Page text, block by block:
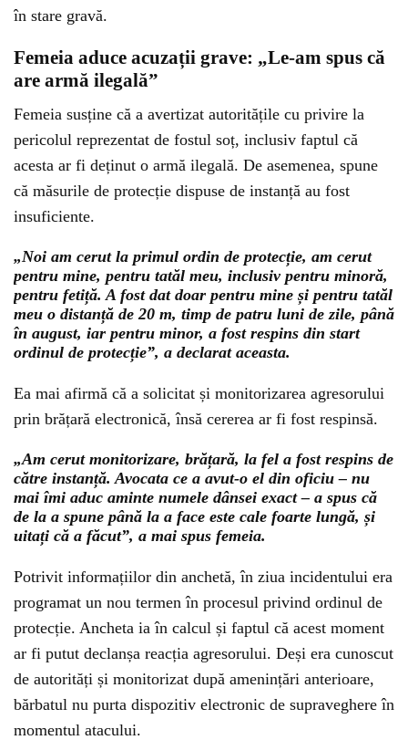
în stare gravă.
Femeia aduce acuzații grave: „Le-am spus că
are armă ilegală”
Femeia susține că a avertizat autoritățile cu privire la
pericolul reprezentat de fostul soț, inclusiv faptul că
acesta ar fi deținut o armă ilegală. De asemenea, spune
că măsurile de protecție dispuse de instanță au fost
insuficiente.
„Noi am cerut la primul ordin de protecție, am cerut
pentru mine, pentru tatăl meu, inclusiv pentru minoră,
pentru fetiță. A fost dat doar pentru mine și pentru tatăl
meu o distanță de 20 m, timp de patru luni de zile, până
în august, iar pentru minor, a fost respins din start
ordinul de protecție”, a declarat aceasta.
Ea mai afirmă că a solicitat și monitorizarea agresorului
prin brățară electronică, însă cererea ar fi fost respinsă.
„Am cerut monitorizare, brățară, la fel a fost respins de
către instanță. Avocata ce a avut-o el din oficiu – nu
mai îmi aduc aminte numele dânsei exact – a spus că
de la a spune până la a face este cale foarte lungă, și
uitați că a făcut”, a mai spus femeia.
Potrivit informațiilor din anchetă, în ziua incidentului era
programat un nou termen în procesul privind ordinul de
protecție. Ancheta ia în calcul și faptul că acest moment
ar fi putut declanșa reacția agresorului. Deși era cunoscut
de autorități și monitorizat după amenințări anterioare,
bărbatul nu purta dispozitiv electronic de supraveghere în
momentul atacului.